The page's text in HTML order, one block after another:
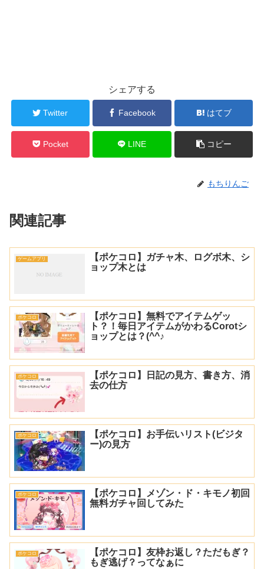
シェアする
Twitter Facebook はてブ
Pocket LINE コピー
もちりんご
関連記事
ゲームアプリ
【ポケコロ】ガチャ木、ログボ木、シ
ョップ木とは
ポケコロ
【ポケコロ】無料でアイテムゲッ
ト？！毎日アイテムがかわるCorotシ
ョップとは？(^^♪
ポケコロ
【ポケコロ】日記の見方、書き方、消
去の仕方
ポケコロ
【ポケコロ】お手伝いリスト(ビジタ
ー)の見方
ポケコロ
【ポケコロ】メゾン・ド・キモノ初回
無料ガチャ回してみた
ポケコロ
【ポケコロ】友枠お返し？ただもぎ？
もぎ逃げ？ってなぁに